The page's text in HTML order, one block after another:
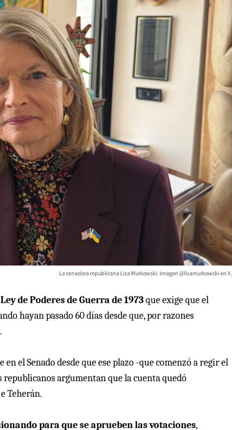
La senadora republicana Lisa Murkowski. Imagen @lisamurkowski en X.
de Poderes de Guerra de 1973que exige que el
hayan pasado 60 días desde que, por razones
el Senado desde que ese plazo -que comenzó a regir el
republicanos argumentan que la cuenta quedó
Teherán.
para que se aprueben las votaciones,